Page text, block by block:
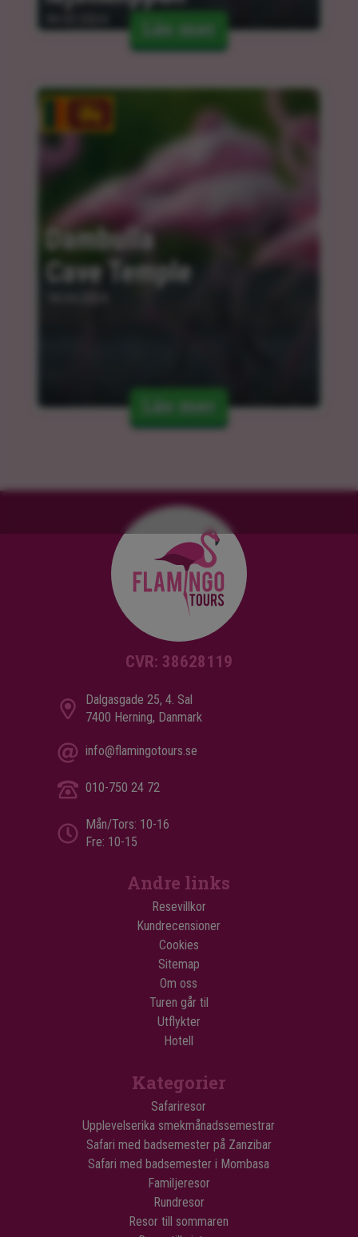
Läs mer
Dambulla
Cave Temple
Läs mer
CVR: 38628119
Dalgasgade 25, 4. Sal
7400 Herning, Danmark
info@flamingotours.se
010-750 24 72
Mån/Tors: 10-16
Fre: 10-15
Andre links
Resevillkor
Kundrecensioner
Cookies
Sitemap
Om oss
Turen går til
Utflykter
Hotell
Kategorier
Safariresor
Upplevelserika smekmånadssemestrar
Safari med badsemester på Zanzibar
Safari med badsemester i Mombasa
Familjeresor
Rundresor
Resor till sommaren